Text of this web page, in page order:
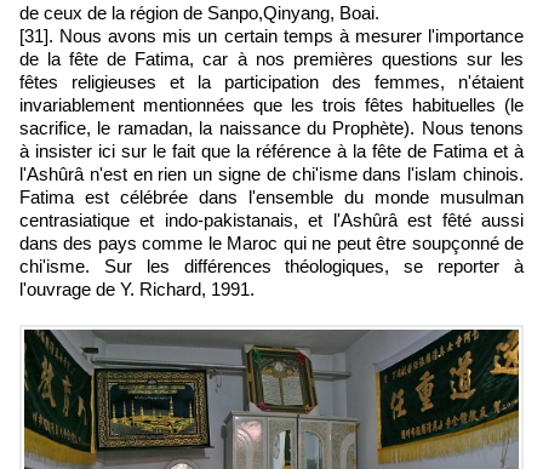
de ceux de la région de Sanpo,Qinyang, Boai.
[31]. Nous avons mis un certain temps à mesurer l'importance
de la fête de Fatima, car à nos premières questions sur les
fêtes religieuses et la participation des femmes, n'étaient
invariablement mentionnées que les trois fêtes habituelles (le
sacrifice, le ramadan, la naissance du Prophète). Nous tenons
à insister ici sur le fait que la référence à la fête de Fatima et à
l'Ashûrâ n'est en rien un signe de chi'isme dans l'islam chinois.
Fatima est célébrée dans l'ensemble du monde musulman
centrasiatique et indo-pakistanais, et l'Ashûrâ est fêté aussi
dans des pays comme le Maroc qui ne peut être soupçonné de
chi'isme. Sur les différences théologiques, se reporter à
l'ouvrage de Y. Richard, 1991.